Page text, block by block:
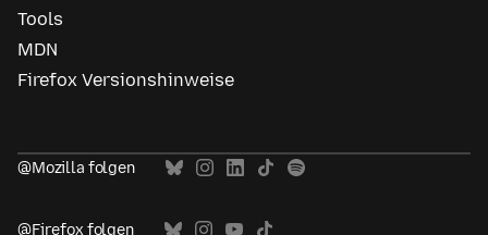
Tools
MDN
Firefox Versionshinweise
@Mozilla folgen
@Firefox folgen